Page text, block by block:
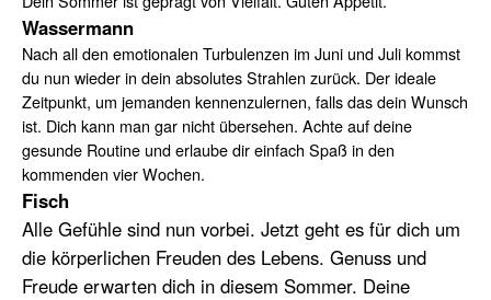
Wassermann
Nach all den emotionalen Turbulenzen im Juni und Juli kommst
du nun wieder in dein absolutes Strahlen zurück. Der ideale
Zeitpunkt, um jemanden kennenzulernen, falls das dein Wunsch
ist. Dich kann man gar nicht übersehen. Achte auf deine
gesunde Routine und erlaube dir einfach Spaß in den
kommenden vier Wochen.
Fisch
Alle Gefühle sind nun vorbei. Jetzt geht es für dich um
die körperlichen Freuden des Lebens. Genuss und
Freude erwarten dich in diesem Sommer. Deine